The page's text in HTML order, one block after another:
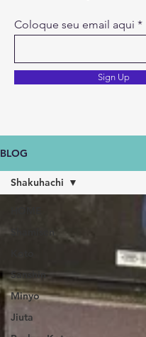
Coloque seu email aqui
Sign Up
BLOG
Shamisen
Sanshin
Minyo
Jiuta
Shakuhachi